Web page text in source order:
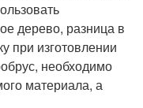
дерево, разница в
при изготовлении
необходимо
материала, а